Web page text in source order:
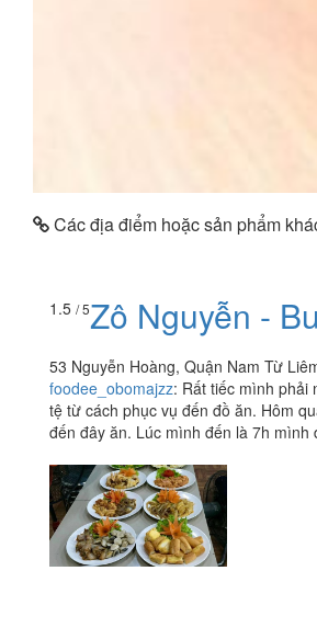
Các địa điểm hoặc sản phẩm
1.5 / 5Zô Nguyễn -
53 Nguyễn Hoàng, Quận Nam Từ
foodee_obomajzz: Rất tiếc mình phải
tệ từ cách phục vụ đến đồ ăn. Hôm
đến đây ăn. Lúc mình đến là 7h mình